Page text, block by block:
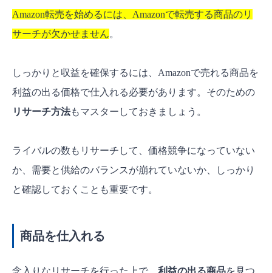
Amazon転売を始めるには、Amazonで転売する商品のリ
サーチが欠かせません。
しっかりと収益を確保するには、Amazonで売れる商品を
利益の出る価格で仕入れる必要があります。そのための
リサーチ方法もマスターしておきましょう。
ライバルの数もリサーチして、価格競争になっていない
か、需要と供給のバランスが崩れていないか、しっかり
と確認しておくことも重要です。
商品を仕入れる
念入りなリサーチを行った上で、 利益の出る商品を見つ